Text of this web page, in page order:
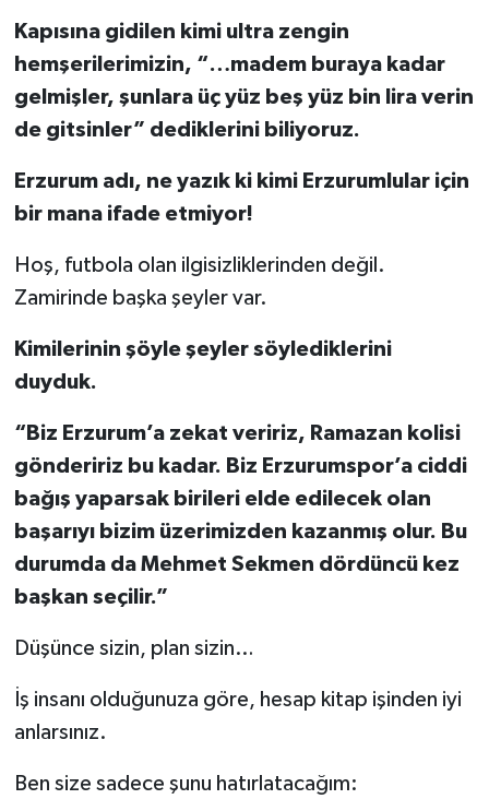
Kapısına gidilen kimi ultra zengin
hemşerilerimizin, “…madem buraya kadar
gelmişler, şunlara üç yüz beş yüz bin lira verin
de gitsinler” dediklerini biliyoruz.
Erzurum adı, ne yazık ki kimi Erzurumlular için
bir mana ifade etmiyor!
Hoş, futbola olan ilgisizliklerinden değil.
Zamirinde başka şeyler var.
Kimilerinin şöyle şeyler söylediklerini
duyduk.
“Biz Erzurum’a zekat veririz, Ramazan kolisi
göndeririz bu kadar. Biz Erzurumspor’a ciddi
bağış yaparsak birileri elde edilecek olan
başarıyı bizim üzerimizden kazanmış olur. Bu
durumda da Mehmet Sekmen dördüncü kez
başkan seçilir.”
Düşünce sizin, plan sizin…
İş insanı olduğunuza göre, hesap kitap işinden iyi
anlarsınız.
Ben size sadece şunu hatırlatacağım: